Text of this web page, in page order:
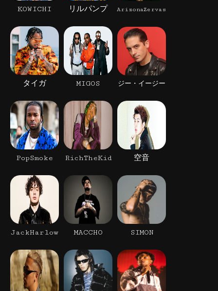
KOWICHI リルパンプ ArizonaZervas
タイガ MIGOS ジー・イージー
PopSmoke RichTheKid 空音
JackHarlow MACCHO SIMON